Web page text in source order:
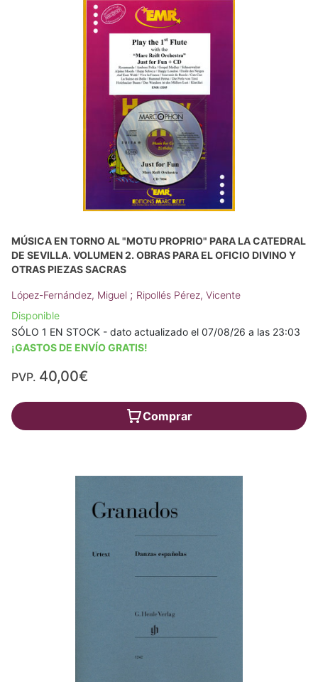
MÚSICA EN TORNO AL "MOTU PROPRIO" PARA LA CATEDRAL
DE SEVILLA. VOLUMEN 2. OBRAS PARA EL OFICIO DIVINO Y
OTRAS PIEZAS SACRAS
López-Fernández, Miguel ; Ripollés Pérez, Vicente
Disponible
SÓLO 1 EN STOCK - dato actualizado el 07/08/26 a las 23:03
¡GASTOS DE ENVÍO GRATIS!
PVP. 40,00€
Comprar